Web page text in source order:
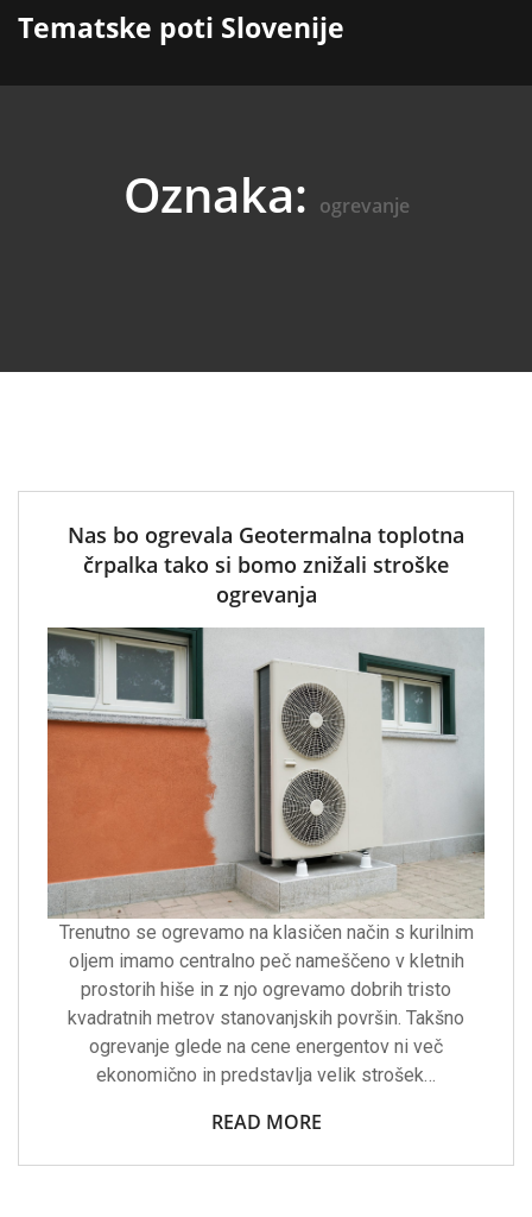
Tematske poti Slovenije
Oznaka: ogrevanje
Nas bo ogrevala Geotermalna toplotna
črpalka tako si bomo znižali stroške
ogrevanja
Trenutno se ogrevamo na klasičen način s kurilnim
oljem imamo centralno peč nameščeno v kletnih
prostorih hiše in z njo ogrevamo dobrih tristo
kvadratnih metrov stanovanjskih površin. Takšno
ogrevanje glede na cene energentov ni več
ekonomično in predstavlja velik strošek…
READ MORE